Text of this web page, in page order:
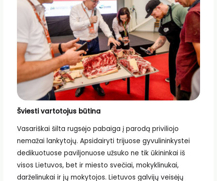
Šviesti vartotojus būtina
Vasariškai šilta rugsėjo pabaiga į parodą priviliojo
nemažai lankytojų. Apsidairyti trijuose gyvulininkystei
dedikuotuose paviljonuose užsuko ne tik ūkininkai iš
visos Lietuvos, bet ir miesto svečiai, mokyklinukai,
darželinukai ir jų mokytojos. Lietuvos galvijų veisėjų